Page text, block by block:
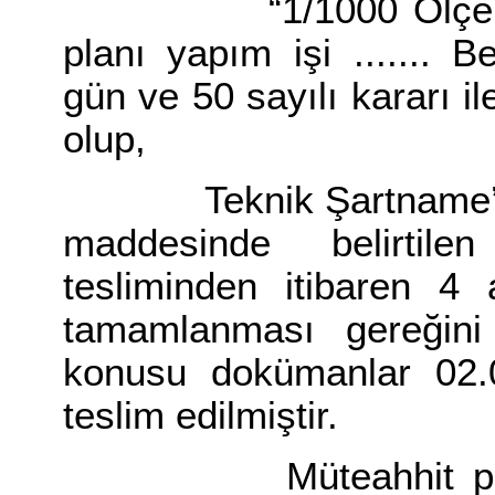
“1/1000 Ölçekli
planı yapım işi .......
gün ve 50 sayılı kararı
olup,
Teknik
maddesinde
tesliminden itibaren 4
tamamlanması
konusu dokümanlar
teslim edilmiştir.
Müteahhit plan